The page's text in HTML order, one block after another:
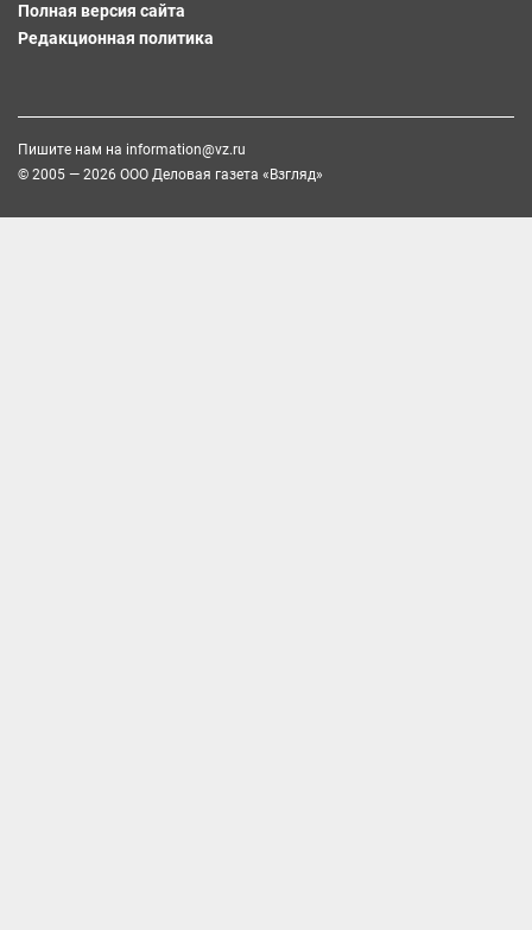
Полная версия сайта
Редакционная политика
Пишите нам на information@vz.ru
© 2005 — 2026 ООО Деловая газета «Взгляд»